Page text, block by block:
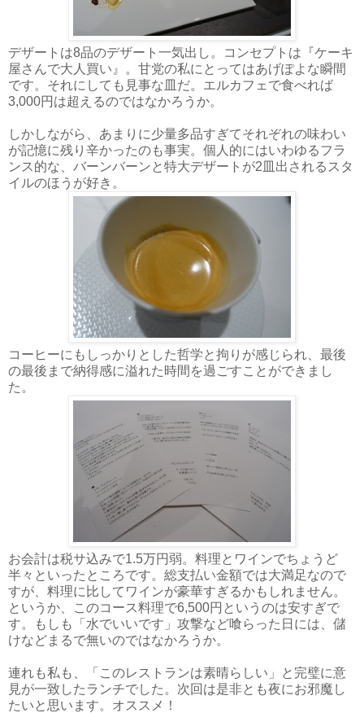
デザートは8品のデザート一気出し。コンセプトは『ケーキ
屋さんで大人買い』。甘党の私にとってはあげぽよな瞬間
です。それにしても見事な皿だ。エルカフェで食べれば
3,000円は超えるのではなかろうか。
しかしながら、あまりに少量多品すぎてそれぞれの味わい
が記憶に残り辛かったのも事実。個人的にはいわゆるフラ
ンス的な、バーンバーンと特大デザートが2皿出されるスタ
イルのほうが好き。
コーヒーにもしっかりとした哲学と拘りが感じられ、最後
の最後まで納得感に溢れた時間を過ごすことができまし
た。
お会計は税サ込みで1.5万円弱。料理とワインでちょうど
半々といったところです。総支払い金額では大満足なので
すが、料理に比してワインが豪華すぎるかもしれません。
というか、このコース料理で6,500円というのは安すぎで
す。もしも「水でいいです」攻撃など喰らった日には、儲
けなどまるで無いのではなかろうか。
連れも私も、「このレストランは素晴らしい」と完璧に意
見が一致したランチでした。次回は是非とも夜にお邪魔し
たいと思います。オススメ！